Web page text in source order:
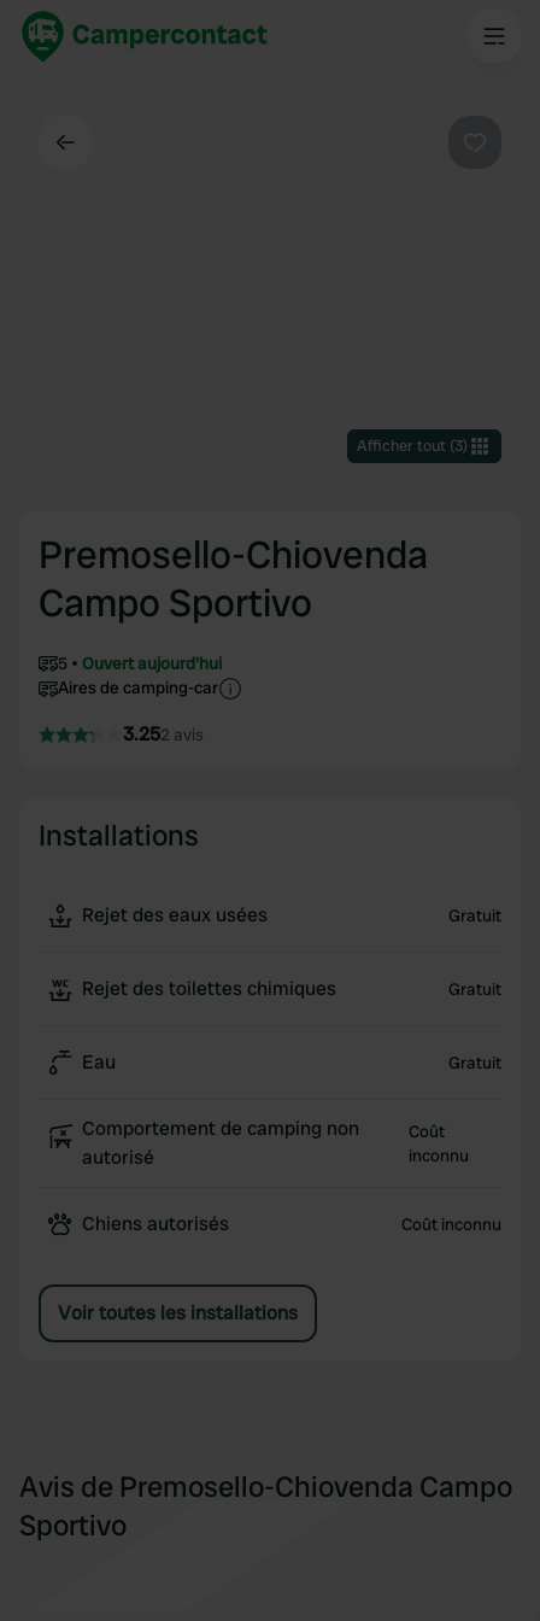
Afficher tout(3)
Premosello-Chiovenda
Campo Sportivo
5
Ouvert aujourd'hui
Aires de camping-car
3.252 avis
Installations
Rejet des eaux usées Gratuit
Rejet des toilettes chimiques Gratuit
Eau Gratuit
Comportement de camping non
autorisé
Coût
inconnu
Chiens autorisés Coût inconnu
Voir toutes les installations
Avis de Premosello-Chiovenda Campo
Sportivo